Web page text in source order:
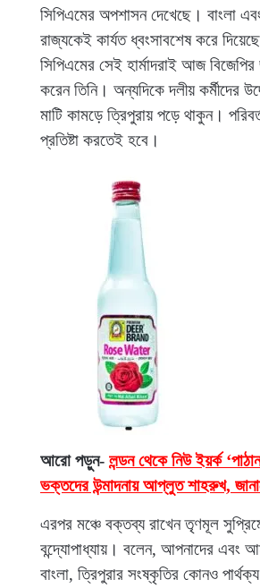
সিপিএমের অপশাসন দেখেছে। বাংলা
রাজ্যকেই কার্যত ধ্বংসাবশেষ করে
সিপিএমের সেই হার্মাদরাই আজ
করেন তিনি। অন্যদিকে দলীয় কর্মীদের
মাটি কামড়ে ত্রিপুরায় পড়ে থাকুন।
প্রতিষ্টা করতেই হবে।
আরো পড়ুন- লন্ডন থেকে নিউ ইয়র্ক
ভক্তদের উন্মাদনায় আপ্লুত শাহরুখ,
এরপর মঞ্চে বক্তব্য রাখেন তৃণমূল
বন্দ্যোপাধ্যায়। বলেন, আপনাদের এবং
বাংলা, ত্রিপুরার সংষ্কৃতির কোনও